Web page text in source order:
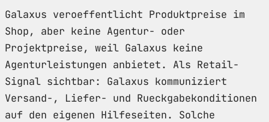
Galaxus veroeffentlicht Produktpreise im
Shop, aber keine Agentur- oder
Projektpreise, weil Galaxus keine
Agenturleistungen anbietet. Als Retail-
Signal sichtbar: Galaxus kommuniziert
Versand-, Liefer- und Rueckgabekonditionen
auf den eigenen Hilfeseiten. Solche